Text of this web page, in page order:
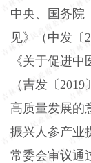
中央、国务院
见》（中发〔
《关于促进
（吉发〔
高质量发展的
振兴人参产业
常委会审议通